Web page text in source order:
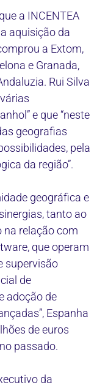
a INCENTEA
aquisição da
a Extom,
e Granada,
Rui Silva
e que “neste
geografias
pela
da região”.
geográfica e
tanto ao
na relação com
que operam
supervisão
de
adoção de
Espanha
de euros
passado.
da